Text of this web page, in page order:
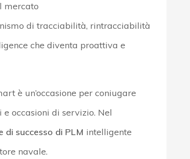
mercato
di tracciabilità, rintracciabilità
che diventa proattiva e
è un’occasione per coniugare
occasioni di servizio. Nel
di successo di PLM intelligente
navale.